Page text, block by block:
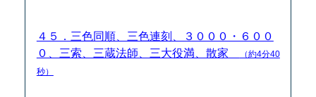
４５．三色同順、三色連刻、３０００・６００
０、三索、三蔵法師、三大役満、散家
（約4分40
秒）